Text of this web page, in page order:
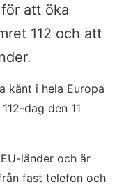
att öka
112 och att
känt i hela Europa
dag den 11
länder och är
fast telefon och